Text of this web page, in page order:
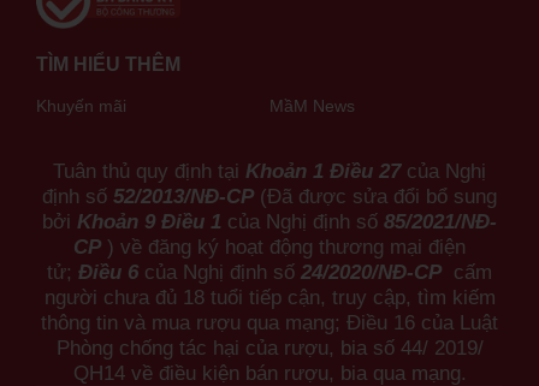
TÌM HIỂU THÊM
Khuyến mãi MầM News
Tuân thủ quy định tại Khoản 1 Điều 27của Nghị
định số 52/2013/NĐ-CP (Đã được sửa đổi bổ sung
bởi Khoản 9 Điều 1 của Nghị định số 85/2021/NĐ-
CP ) về đăng ký hoạt động thương mại điện
tử; Điều 6 của Nghị định số 24/2020/NĐ-CP cấm
người chưa đủ 18 tuổi tiếp cận, truy cập, tìm kiếm
thông tin và mua rượu qua mạng; Điều 16 của Luật
Phòng chống tác hại của rượu, bia số 44/ 2019/
QH14 về điều kiện bán rượu, bia qua mạng.